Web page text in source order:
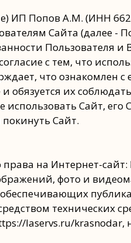
ИП Попов А.М. (ИНН
Сайта (далее -
Пользователя
с тем, что
что ознакомлен с
их
Сайт, его
Сайт.
на Интернет-
фото и
технических
laservs.ru/krasnodar,